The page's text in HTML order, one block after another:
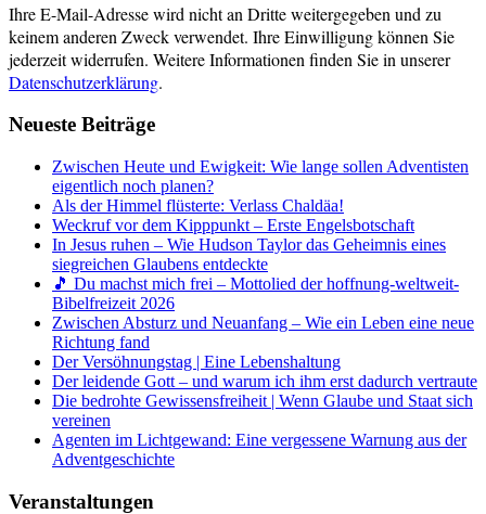
Ihre E-Mail-Adresse wird nicht an Dritte weitergegeben und zu
keinem anderen Zweck verwendet. Ihre Einwilligung können Sie
jederzeit widerrufen. Weitere Informationen finden Sie in unserer
Datenschutzerklärung.
Neueste Beiträge
Zwischen Heute und Ewigkeit: Wie lange sollen Adventisten
eigentlich noch planen?
Als der Himmel flüsterte: Verlass Chaldäa!
Weckruf vor dem Kipppunkt – Erste Engelsbotschaft
In Jesus ruhen – Wie Hudson Taylor das Geheimnis eines
siegreichen Glaubens entdeckte
🎵 Du machst mich frei – Mottolied der hoffnung-weltweit-
Bibelfreizeit 2026
Zwischen Absturz und Neuanfang – Wie ein Leben eine neue
Richtung fand
Der Versöhnungstag | Eine Lebenshaltung
Der leidende Gott – und warum ich ihm erst dadurch vertraute
Die bedrohte Gewissensfreiheit | Wenn Glaube und Staat sich
vereinen
Agenten im Lichtgewand: Eine vergessene Warnung aus der
Adventgeschichte
Veranstaltungen